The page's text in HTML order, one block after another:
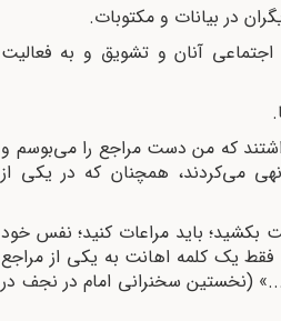
آنان و تشویق و به فعالیت
که من دست مراجع را می‌بوسم و
می‌کردند، همچنان که در یکی از
بکشید؛ باید مراعات کنید؛ نفس خود
فقط یک کلمه اهانت به یکی از مراجع
(نخستین سخنرانی امام در نجف در